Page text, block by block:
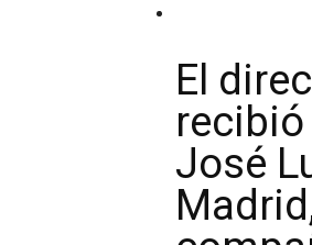
El
José